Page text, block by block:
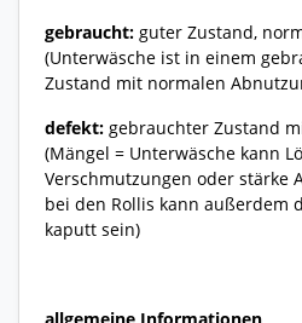
gebraucht: guter Zustand,
(Unterwäsche ist in einem
Zustand mit normalen
defekt: gebrauchter Zustand
(Mängel = Unterwäsche kann
Verschmutzungen oder stärke
bei den Rollis kann außerdem
kaputt sein)